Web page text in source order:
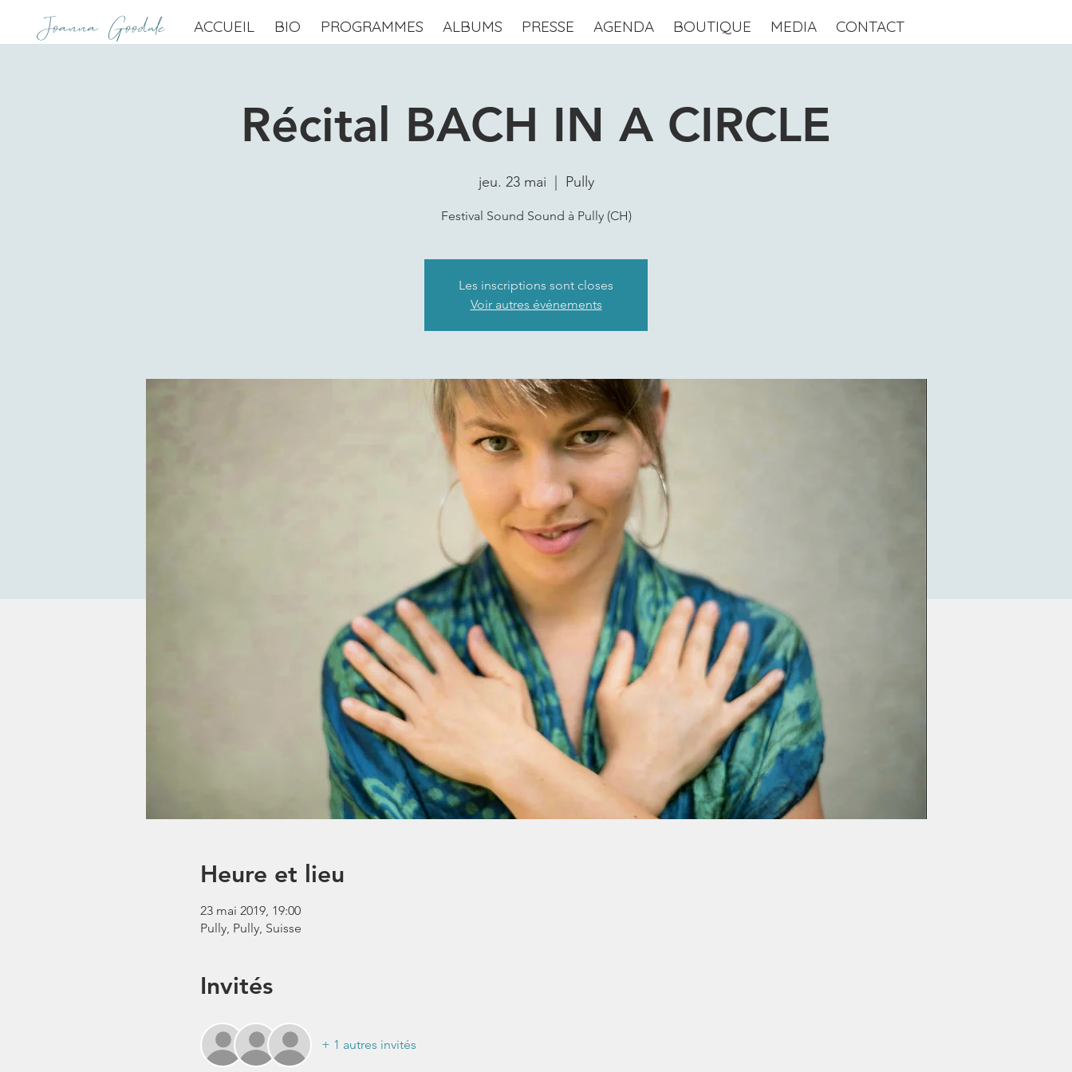
Joanna Goodale ACCUEIL BIO PROGRAMMES ALBUMS PRESSE AGENDA BOUTIQUE MEDIA CONTACT
Récital BACH IN A CIRCLE
jeu. 23 mai Pully
Festival Sound Sound à Pully (CH)
Les inscriptions sont closes
Voir autres événements
Heure et lieu
23 mai 2019, 19:00
Pully, Pully, Suisse
Invités
+ 1 autres invités